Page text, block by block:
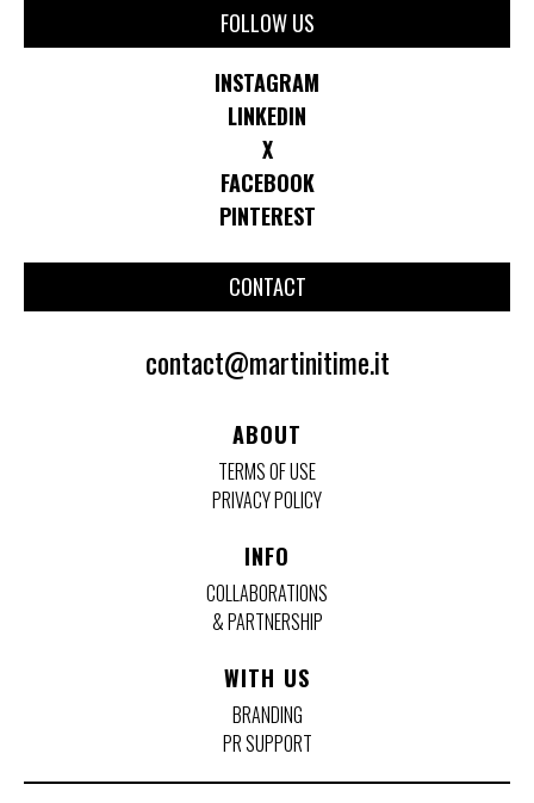
FOLLOW US
INSTAGRAM
LINKEDIN
X
FACEBOOK
PINTEREST
CONTACT
contact@martinitime.it
ABOUT
TERMS OF USE
PRIVACY POLICY
INFO
COLLABORATIONS
& PARTNERSHIP
WITH US
BRANDING
PR SUPPORT